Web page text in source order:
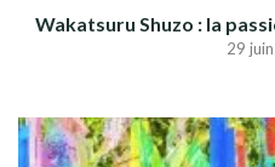
Wakatsuru Shuzo : la
29